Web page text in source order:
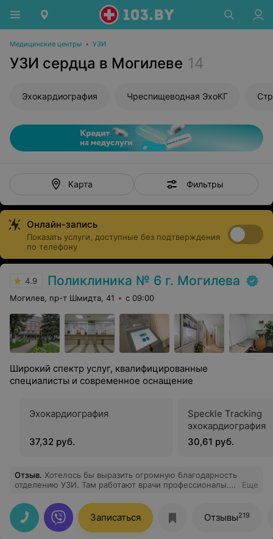
Медицинские центры • УЗИ
УЗИ сердца в Могилеве 14
Эхокардиография Чреспищеводная ЭхоКГ
Карта Фильтры
Онлайн-запись
Показать услуги, доступные без подтверждения
по телефону
4.9 Поликлиника № 6 г. Могилева
Могилев, пр-т Шмидта, 41 с 09:00
Широкий спектр услуг, квалифицированные
специалисты и современное оснащение
Эхокардиография
37,32 руб.
Speckle Tracking
эхокардиография
30,61 руб.
Отзыв. Хотелось бы выразить огромную благодарность
отделению УЗИ. Там работают врачи профессионалы.
компетентный специалист своего дела, четко,
оперативно, квалифицировано подходит к каждому
пациенту. Спасибо еще раз за обследования и
консультацию)
Еще
Записаться Отзывы219